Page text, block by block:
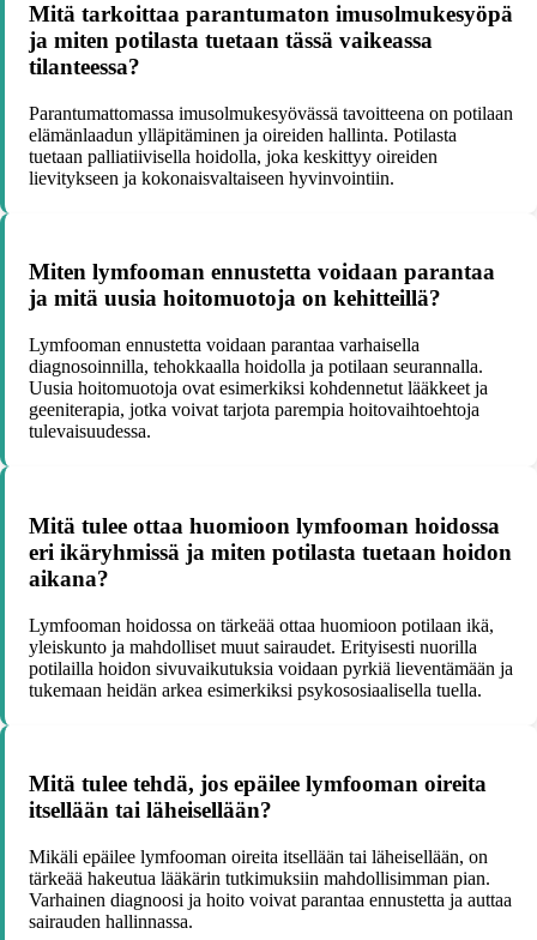
Mitä tarkoittaa parantumaton imusolmukesyöpä
ja miten potilasta tuetaan tässä vaikeassa
tilanteessa?
Parantumattomassa imusolmukesyövässä tavoitteena on potilaan
elämänlaadun ylläpitäminen ja oireiden hallinta. Potilasta
tuetaan palliatiivisella hoidolla, joka keskittyy oireiden
lievitykseen ja kokonaisvaltaiseen hyvinvointiin.
Miten lymfooman ennustetta voidaan parantaa
ja mitä uusia hoitomuotoja on kehitteillä?
Lymfooman ennustetta voidaan parantaa varhaisella
diagnosoinnilla, tehokkaalla hoidolla ja potilaan seurannalla.
Uusia hoitomuotoja ovat esimerkiksi kohdennetut lääkkeet ja
geeniterapia, jotka voivat tarjota parempia hoitovaihtoehtoja
tulevaisuudessa.
Mitä tulee ottaa huomioon lymfooman hoidossa
eri ikäryhmissä ja miten potilasta tuetaan hoidon
aikana?
Lymfooman hoidossa on tärkeää ottaa huomioon potilaan ikä,
yleiskunto ja mahdolliset muut sairaudet. Erityisesti nuorilla
potilailla hoidon sivuvaikutuksia voidaan pyrkiä lieventämään ja
tukemaan heidän arkea esimerkiksi psykososiaalisella tuella.
Mitä tulee tehdä, jos epäilee lymfooman oireita
itsellään tai läheisellään?
Mikäli epäilee lymfooman oireita itsellään tai läheisellään, on
tärkeää hakeutua lääkärin tutkimuksiin mahdollisimman pian.
Varhainen diagnoosi ja hoito voivat parantaa ennustetta ja auttaa
sairauden hallinnassa.